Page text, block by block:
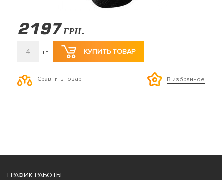
2197 ГРН.
4 шт КУПИТЬ ТОВАР
Сравнить товар В избранное
ГРАФИК РАБОТЫ